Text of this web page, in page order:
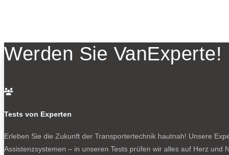
Werden Sie VanExperte!

Tests von Experten
Erleben Sie die Zukunft der Transportertechnik hautnah! Unsere
Assistenzsystemen – in unseren Tests prüfen wir alles auf Herz